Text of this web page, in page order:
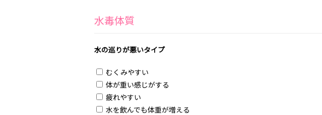
水毒体質
水の巡りが悪いタイプ
むくみやすい
体が重い感じがする
疲れやすい
水を飲んでも体重が増える